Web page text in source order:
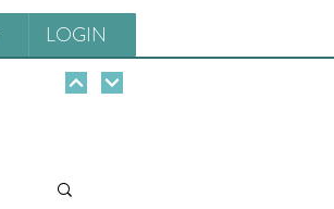
LOGIN